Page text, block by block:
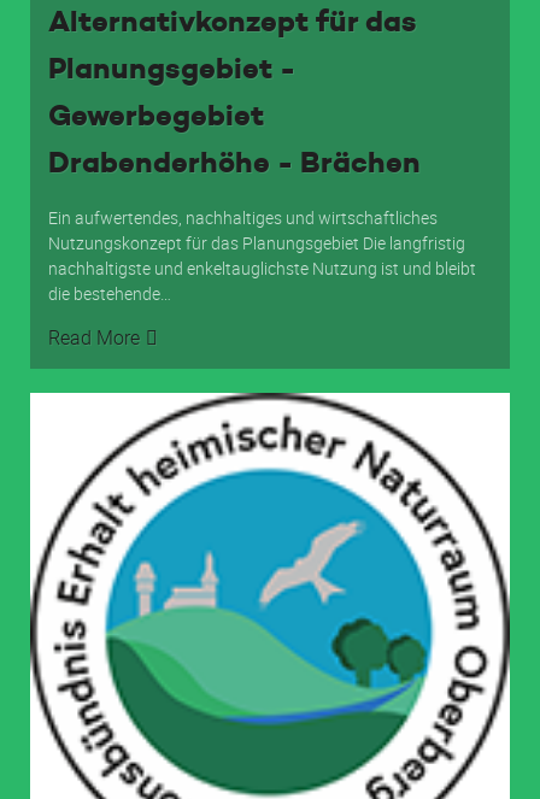
Alternativkonzept für das
Planungsgebiet -
Gewerbegebiet
Drabenderhöhe - Brächen
Ein aufwertendes, nachhaltiges und wirtschaftliches
Nutzungskonzept für das Planungsgebiet Die langfristig
nachhaltigste und enkeltauglichste Nutzung ist und bleibt
die bestehende
Read More